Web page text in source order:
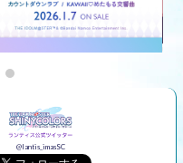
@lantis_imasSC